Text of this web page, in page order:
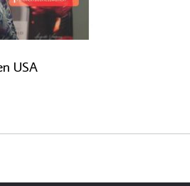
USA